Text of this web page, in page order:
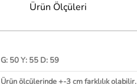
Ürün Ölçüleri
G: 50 Y: 55 D: 59
Ürün ölçülerinde +-3 cm farklılık olabilir.